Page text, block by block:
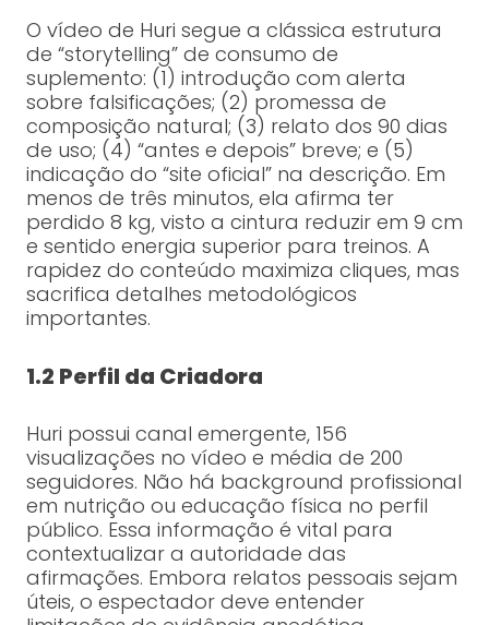
O vídeo de Huri segue a clássica estrutura
de “storytelling” de consumo de
suplemento: (1) introdução com alerta
sobre falsificações; (2) promessa de
composição natural; (3) relato dos 90 dias
de uso; (4) “antes e depois” breve; e (5)
indicação do “site oficial” na descrição. Em
menos de três minutos, ela afirma ter
perdido 8 kg, visto a cintura reduzir em 9 cm
e sentido energia superior para treinos. A
rapidez do conteúdo maximiza cliques, mas
sacrifica detalhes metodológicos
importantes.
1.2 Perfil da Criadora
Huri possui canal emergente, 156
visualizações no vídeo e média de 200
seguidores. Não há background profissional
em nutrição ou educação física no perfil
público. Essa informação é vital para
contextualizar a autoridade das
afirmações. Embora relatos pessoais sejam
úteis, o espectador deve entender